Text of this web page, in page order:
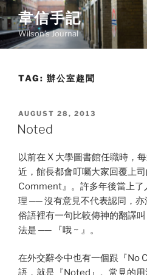
Skip
to
content
韋信手記
Wilson's Journal
TAG: 辦公室趣聞
POSTED
ON
AUGUST 28, 2013
Noted
以前在 X 大學圖書館任職時，
近，館長都會叮囑大家回覆上
Comment』。許多年後當上了
理 ── 沒有意見不代表認同，
俗語裡有一句比較傳神的翻譯
法是 ── 『哦 ~ 』。
在外交辭令中也有一個跟『No
語，就是『Noted』。常見的